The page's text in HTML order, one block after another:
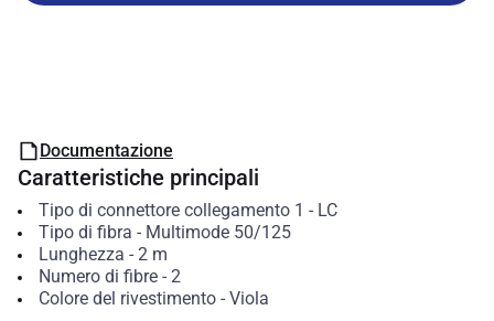
Documentazione
Caratteristiche principali
Tipo di connettore collegamento 1 - LC
Tipo di fibra - Multimode 50/125
Lunghezza - 2 m
Numero di fibre- 2
Colore del rivestimento- Viola